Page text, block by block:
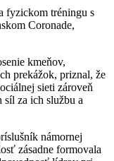
fyzickom tréningu s
Coronade,
kmeňov,
prekážok, priznal, že
sieti zároveň
za ich službu a
námornej
zásadne formovala